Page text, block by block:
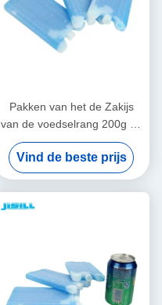
Pakken van het de Zakijs
van de voedselrang 200g de
Harde Shell Koele voor
Bevroren Voedsel, de Koude
compressen van de
Lunchdoos
Vind de beste prijs